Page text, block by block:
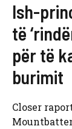
Ish-
të
për të
burimit
Closer